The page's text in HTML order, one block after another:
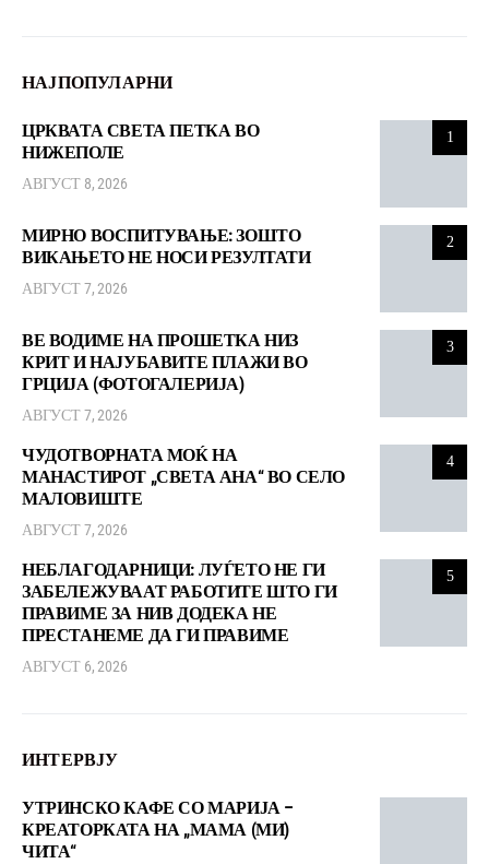
НАЈПОПУЛАРНИ
1
ЦРКВАТА СВЕТА ПЕТКА ВО
НИЖЕПОЛЕ
АВГУСТ 8, 2026
2
МИРНО ВОСПИТУВАЊЕ: ЗОШТО
ВИКАЊЕТО НЕ НОСИ РЕЗУЛТАТИ
АВГУСТ 7, 2026
3
ВЕ ВОДИМЕ НА ПРОШЕТКА НИЗ
КРИТ И НАЈУБАВИТЕ ПЛАЖИ ВО
ГРЦИЈА (ФОТОГАЛЕРИЈА)
АВГУСТ 7, 2026
4
ЧУДОТВОРНАТА МОЌ НА
МАНАСТИРОТ „СВЕТА АНА“ ВО СЕЛО
МАЛОВИШТЕ
АВГУСТ 7, 2026
5
НЕБЛАГОДАРНИЦИ: ЛУЃЕТО НЕ ГИ
ЗАБЕЛЕЖУВААТ РАБОТИТЕ ШТО ГИ
ПРАВИМЕ ЗА НИВ ДОДЕКА НЕ
ПРЕСТАНЕМЕ ДА ГИ ПРАВИМЕ
АВГУСТ 6, 2026
ИНТЕРВЈУ
УТРИНСКО КАФЕ СО МАРИЈА –
КРЕАТОРКАТА НА „МАМА (МИ)
ЧИТА“